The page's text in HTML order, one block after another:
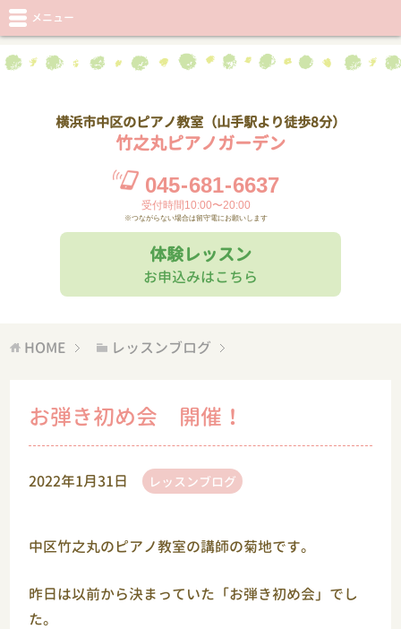
横浜市中区のピアノ教室（山手駅より徒歩8分）
竹之丸ピアノガーデン
045-681-6637
受付時間10:00〜20:00
※つながらない場合は留守電にお願いします
体験レッスン
お申込みはこちら
メニュー
HOME レッスンブログ
お弾き初め会 開催！
2022年1月31日 レッスンブログ
中区竹之丸のピアノ教室の講師の菊地です。
昨日は以前から決まっていた「お弾き初め会」でし
た。